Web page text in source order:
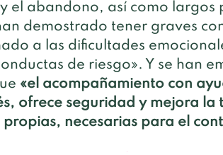
el abandono, así como largos
demostrado tener graves
a las dificultades
de riesgo». Y se han
«el acompañamiento con
ofrece seguridad y mejora la
necesarias para el